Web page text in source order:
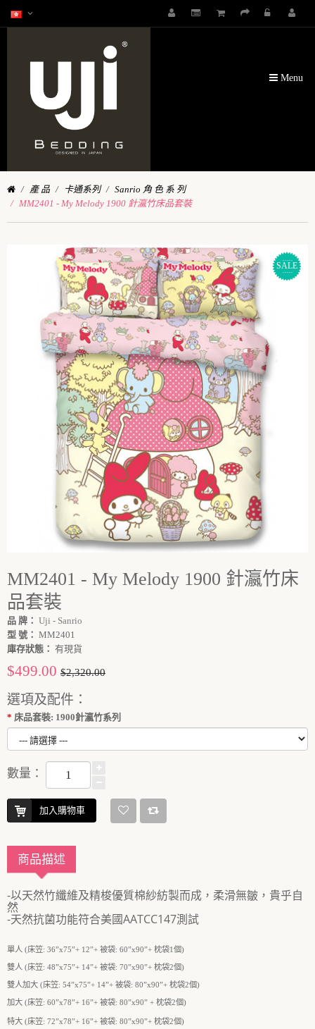
Menu
產 品 卡通系列
Sanrio 角 色 系 列
MM2401 - My Melody 1900 針瀛竹床品套裝
SALE
MM2401 - My Melody 1900 針瀛竹床
品套裝
品 牌： Uji - Sanrio
型 號： MM2401
庫存狀態： 有現貨
$499.00 $2,320.00
選項及配件：
床品套裝: 1900針瀛竹系列
數量：
加入購物車
商品描述
-以天然竹纖維及精梭優質棉紗紡製而成，柔滑無皺，貴乎自
然
-天然抗菌功能符合美國AATCC147測試
單人 (床笠: 36”x75”+ 12”+ 被袋: 60”x90”+ 枕袋1個)
雙人 (床笠: 48”x75”+ 14”+ 被袋: 70”x90”+ 枕袋2個)
雙人加大 ( 床笠: 54”x75”+ 14”+ 被袋: 80”x90”+ 枕袋2個)
加大 ( 床笠: 60”x78”+ 16”+ 被袋: 80”x90” + 枕袋2個)
特大 ( 床笠: 72”x78”+ 16”+ 被袋: 80”x90”+ 枕袋2個)